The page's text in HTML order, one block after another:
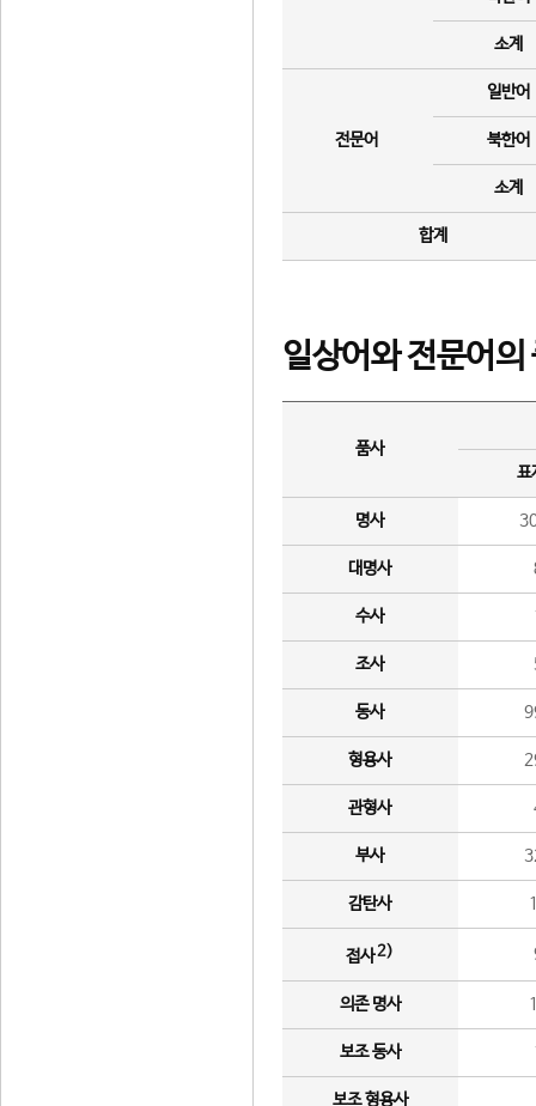
소계
전문어
일반어
북한어
소계
합계
일상어와 전문어의
품사
표
명사
대명사
수사
조사
동사
형용사
관형사
부사
감탄사
접사2)
의존 명사
보조 동사
보조 형용사